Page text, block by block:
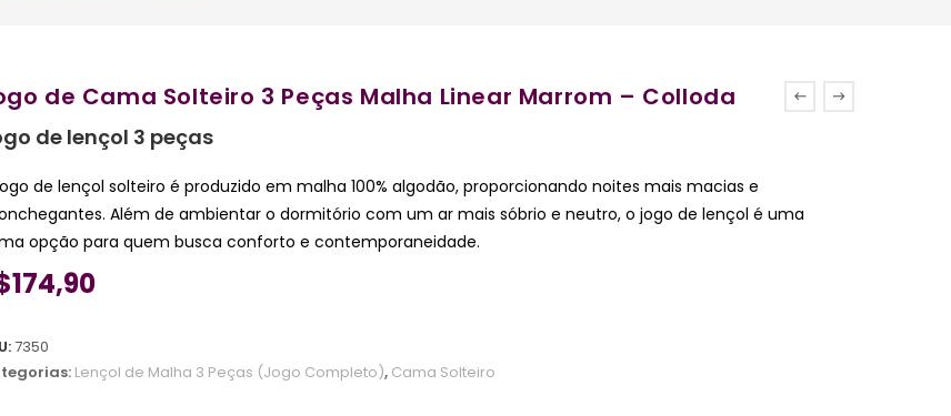
de Cama Solteiro 3 Peças Malha Linear Marrom – Colloda
de lençol 3 peças
de lençol solteiro é produzido em malha 100% algodão, proporcionando noites mais macias e
Além de ambientar o dormitório com um ar mais sóbrio e neutro, o jogo de lençol é uma
opção para quem busca conforto e contemporaneidade.
174,90
7350
Lençol de Malha 3 Peças (Jogo Completo), Cama Solteiro